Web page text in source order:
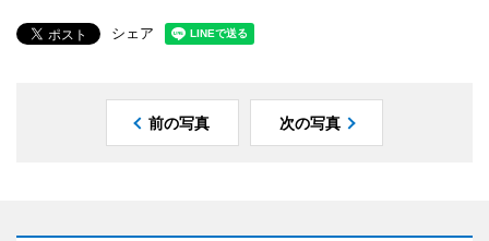
シェア
前の写真 次の写真